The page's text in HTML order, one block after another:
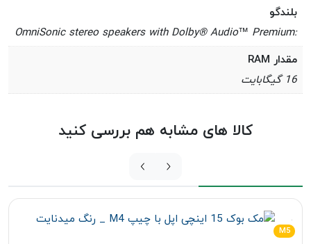
بلندگو
:OmniSonic stereo speakers with Dolby® Audio™ Premium
مقدار RAM
16 گیگابایت
کالا های مشابه هم بررسی کنید
M5